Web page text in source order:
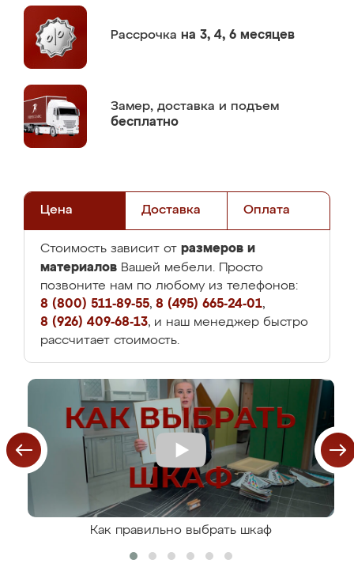
Рассрочка на 3, 4, 6 месяцев
Замер, доставка и подъем
бесплатно
Цена Доставка Оплата
Стоимость зависит от размеров и
материалов Вашей мебели. Просто
позвоните нам по любому из телефонов:
8 (800) 511-89-55, 8 (495) 665-24-01,
8 (926) 409-68-13, и наш менеджер быстро
рассчитает стоимость.
Как правильно выбрать шкаф